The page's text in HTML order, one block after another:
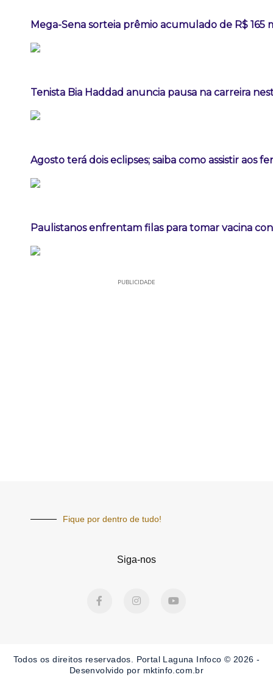
Mega-Sena sorteia prêmio acumulado de R$ 165
Tenista Bia Haddad anuncia pausa na carreira
Agosto terá dois eclipses; saiba como assistir aos
Paulistanos enfrentam filas para tomar vacina
PUBLICIDADE
Fique por dentro de tudo!
Siga-nos
a
k
-
n
a
m
o
Todos os direitos reservados. Portal Laguna Infoco © 2026 -
Desenvolvido por mktinfo.com.br